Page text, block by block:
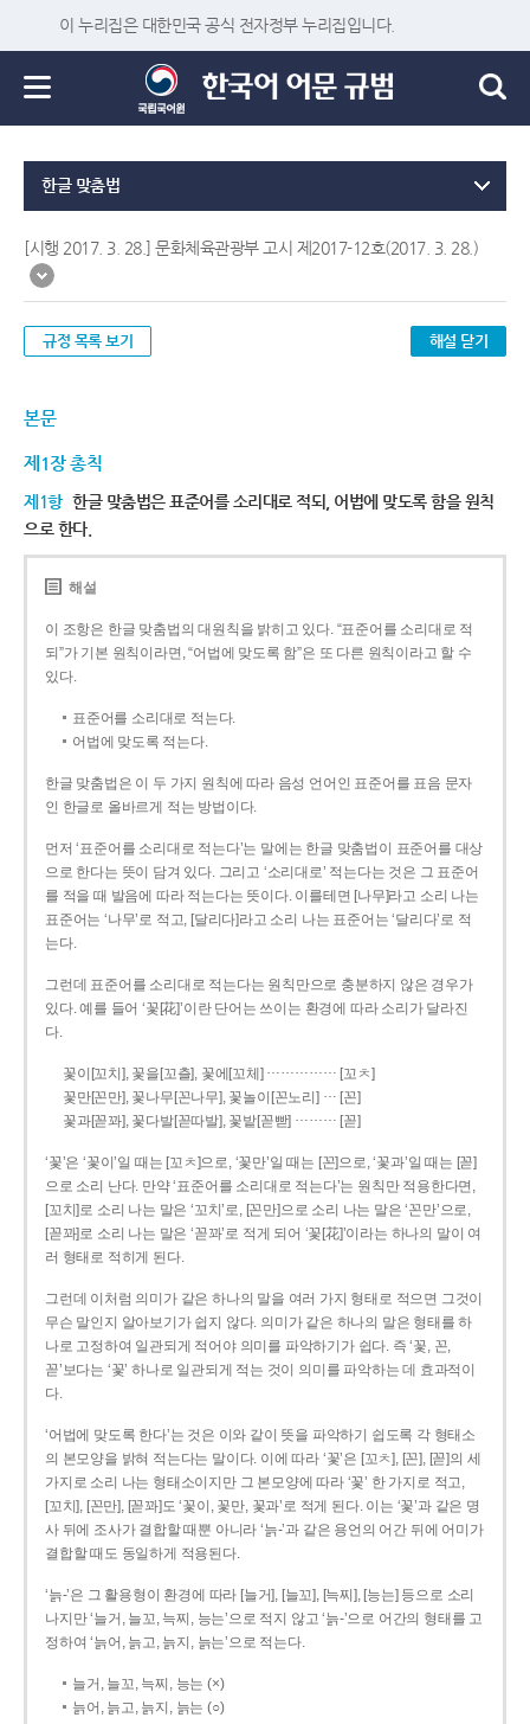
이 누리집은 대한민국 공식 전자정부 누리집입니다.
한글 맞춤법
[시행 2017. 3. 28.] 문화체육관광부 고시 제2017-12호(2017. 3. 28.)
규정 목록 보기 해설 닫기
본문
제1장 총칙
제1항 한글 맞춤법은 표준어를 소리대로 적되, 어법에 맞도록 함을 원칙
으로 한다.
해설
이 조항은 한글 맞춤법의 대원칙을 밝히고 있다. “표준어를 소리대로 적
되”가 기본 원칙이라면, “어법에 맞도록 함”은 또 다른 원칙이라고 할 수
있다.
표준어를 소리대로 적는다.
어법에 맞도록 적는다.
한글 맞춤법은 이 두 가지 원칙에 따라 음성 언어인 표준어를 표음 문자
인 한글로 올바르게 적는 방법이다.
먼저 ‘표준어를 소리대로 적는다’는 말에는 한글 맞춤법이 표준어를 대상
으로 한다는 뜻이 담겨 있다. 그리고 ‘소리대로’ 적는다는 것은 그 표준어
를 적을 때 발음에 따라 적는다는 뜻이다. 이를테면 [나무]라고 소리 나는
표준어는 ‘나무’로 적고, [달리다]라고 소리 나는 표준어는 ‘달리다’로 적
는다.
그런데 표준어를 소리대로 적는다는 원칙만으로 충분하지 않은 경우가
있다. 예를 들어 ‘꽃[花]’이란 단어는 쓰이는 환경에 따라 소리가 달라진
다.
꽃이[꼬치], 꽃을[꼬츨], 꽃에[꼬체] …………… [꼬ㅊ]
꽃만[꼰만], 꽃나무[꼰나무], 꽃놀이[꼰노리] … [꼰]
꽃과[꼳꽈], 꽃다발[꼳따발], 꽃밭[꼳빧] ……… [꼳]
‘꽃’은 ‘꽃이’일 때는 [꼬ㅊ]으로, ‘꽃만’일 때는 [꼰]으로, ‘꽃과’일 때는 [꼳]
으로 소리 난다. 만약 ‘표준어를 소리대로 적는다’는 원칙만 적용한다면,
[꼬치]로 소리 나는 말은 ‘꼬치’로, [꼰만]으로 소리 나는 말은 ‘꼰만’으로,
[꼳꽈]로 소리 나는 말은 ‘꼳꽈’로 적게 되어 ‘꽃[花]’이라는 하나의 말이 여
러 형태로 적히게 된다.
그런데 이처럼 의미가 같은 하나의 말을 여러 가지 형태로 적으면 그것이
무슨 말인지 알아보기가 쉽지 않다. 의미가 같은 하나의 말은 형태를 하
나로 고정하여 일관되게 적어야 의미를 파악하기가 쉽다. 즉 ‘꽃, 꼰,
꼳’보다는 ‘꽃’ 하나로 일관되게 적는 것이 의미를 파악하는 데 효과적이
다.
‘어법에 맞도록 한다’는 것은 이와 같이 뜻을 파악하기 쉽도록 각 형태소
의 본모양을 밝혀 적는다는 말이다. 이에 따라 ‘꽃’은 [꼬ㅊ], [꼰], [꼳]의 세
가지로 소리 나는 형태소이지만 그 본모양에 따라 ‘꽃’ 한 가지로 적고,
[꼬치], [꼰만], [꼳꽈]도 ‘꽃이, 꽃만, 꽃과’로 적게 된다. 이는 ‘꽃’과 같은 명
사 뒤에 조사가 결합할 때뿐 아니라 ‘늙-’과 같은 용언의 어간 뒤에 어미가
결합할 때도 동일하게 적용된다.
‘늙-’은 그 활용형이 환경에 따라 [늘거], [늘꼬], [늑찌], [능는] 등으로 소리
나지만 ‘늘거, 늘꼬, 늑찌, 능는’으로 적지 않고 ‘늙-’으로 어간의 형태를 고
정하여 ‘늙어, 늙고, 늙지, 늙는’으로 적는다.
늘거, 늘꼬, 늑찌, 능는 (×)
늙어, 늙고, 늙지, 늙는 (○)